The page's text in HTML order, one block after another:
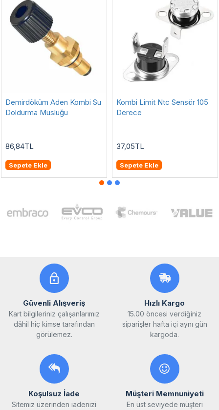
Demirdöküm Aden Kombi Su
Doldurma Musluğu
86,84TL
Sepete Ekle
Kombi Limit Ntc Sensör 105
Derece
37,05TL
Sepete Ekle
Güvenli Alışveriş
Kart bilgileriniz çalışanlarımız
dâhil hiç kimse tarafından
görülemez.
Hızlı Kargo
15.00 öncesi verdiğiniz
siparişler hafta içi aynı gün
kargoda.
Koşulsuz İade
Sitemiz üzerinden iadenizi
Müşteri Memnuniyeti
En üst seviyede müşteri